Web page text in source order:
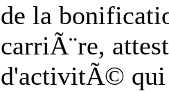
de la
carriÃ¨re,
d'activitÃ©